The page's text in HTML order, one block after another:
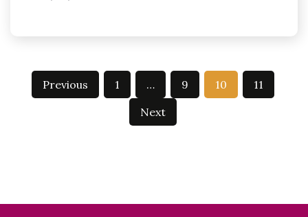
PostsPrevious 1 … 9 10
11
Next